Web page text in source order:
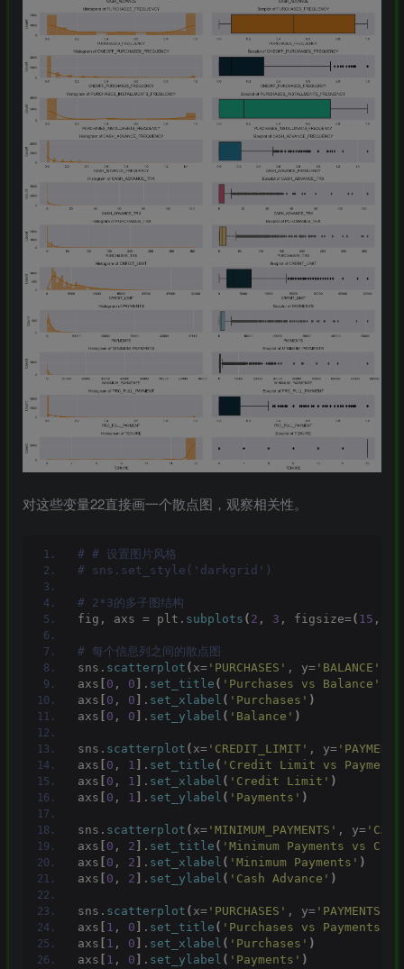
对这些变量22直接画一个散点图，观察相关性。
# # 设置图片风格
# sns.set_style('darkgrid')
# 2*3的多子图结构
fig, axs = plt. subplots ( 2 , 3 , figsize=( 15 ,
# 每个信息列之间的散点图
sns. scatterplot ( x= 'PURCHASES' , y= 'BALANCE'
axs
0 , 0 . set_title ( 'Purchases vs Balance'
axs
0 , 0 . set_xlabel ( 'Purchases' )
axs
0 , 0 . set_ylabel ( 'Balance' )
sns. scatterplot ( x= 'CREDIT_LIMIT' , y=
axs
0 , 1 . set_title ( 'Credit Limit vs
axs
0 , 1 . set_xlabel ( 'Credit Limit' )
axs
0 , 1 . set_ylabel ( 'Payments' )
sns. scatterplot ( x= 'MINIMUM_PAYMENTS' , y=
axs
0 , 2 . set_title ( 'Minimum Payments vs
axs
0 , 2 . set_xlabel ( 'Minimum Payments' )
axs
0 , 2 . set_ylabel ( 'Cash Advance' )
sns. scatterplot ( x= 'PURCHASES' , y= 'PAYMENTS'
axs
1 , 0 . set_title ( 'Purchases vs Payments'
axs
1 , 0 . set_xlabel ( 'Purchases' )
axs
1 , 0 . set_ylabel ( 'Payments' )